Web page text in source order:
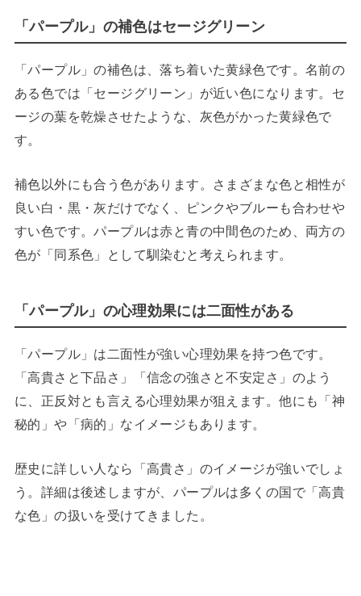
「パープル」の補色はセージグリーン
「パープル」の補色は、落ち着いた黄緑色です。名前の
ある色では「セージグリーン」が近い色になります。セ
ージの葉を乾燥させたような、灰色がかった黄緑色で
す。
補色以外にも合う色があります。さまざまな色と相性が
良い白・黒・灰だけでなく、ピンクやブルーも合わせや
すい色です。パープルは赤と青の中間色のため、両方の
色が「同系色」として馴染むと考えられます。
「パープル」の心理効果には二面性がある
「パープル」は二面性が強い心理効果を持つ色です。
「高貴さと下品さ」「信念の強さと不安定さ」のよう
に、正反対とも言える心理効果が狙えます。他にも「神
秘的」や「病的」なイメージもあります。
歴史に詳しい人なら「高貴さ」のイメージが強いでしょ
う。詳細は後述しますが、パープルは多くの国で「高貴
な色」の扱いを受けてきました。